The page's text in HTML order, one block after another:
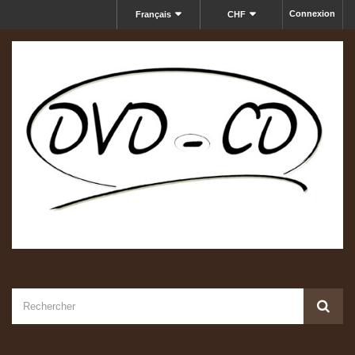
Connexion
CHF
Français